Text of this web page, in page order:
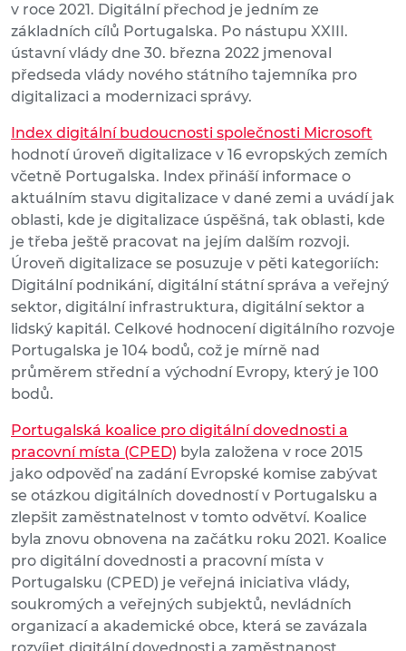
v roce 2021. Digitální přechod je jedním ze
základních cílů Portugalska. Po nástupu XXIII.
ústavní vlády dne 30. března 2022 jmenoval
předseda vlády nového státního tajemníka pro
digitalizaci a modernizaci správy.
Index digitální budoucnosti společnosti Microsoft
hodnotí úroveň digitalizace v 16 evropských zemích
včetně Portugalska. Index přináší informace o
aktuálním stavu digitalizace v dané zemi a uvádí jak
oblasti, kde je digitalizace úspěšná, tak oblasti, kde
je třeba ještě pracovat na jejím dalším rozvoji.
Úroveň digitalizace se posuzuje v pěti kategoriích:
Digitální podnikání, digitální státní správa a veřejný
sektor, digitální infrastruktura, digitální sektor a
lidský kapitál. Celkové hodnocení digitálního rozvoje
Portugalska je 104 bodů, což je mírně nad
průměrem střední a východní Evropy, který je 100
bodů.
Portugalská koalice pro digitální dovednosti a
pracovní místa (CPED) byla založena v roce 2015
jako odpověď na zadání Evropské komise zabývat
se otázkou digitálních dovedností v Portugalsku a
zlepšit zaměstnatelnost v tomto odvětví. Koalice
byla znovu obnovena na začátku roku 2021. Koalice
pro digitální dovednosti a pracovní místa v
Portugalsku (CPED) je veřejná iniciativa vlády,
soukromých a veřejných subjektů, nevládních
organizací a akademické obce, která se zavázala